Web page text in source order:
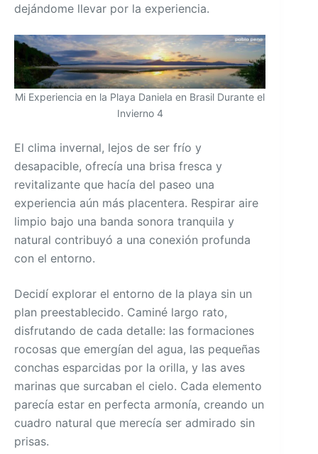
dejándome llevar por la experiencia.
Mi Experiencia en la Playa Daniela en Brasil Durante el
Invierno 4
El clima invernal, lejos de ser frío y
desapacible, ofrecía una brisa fresca y
revitalizante que hacía del paseo una
experiencia aún más placentera. Respirar aire
limpio bajo una banda sonora tranquila y
natural contribuyó a una conexión profunda
con el entorno.
Decidí explorar el entorno de la playa sin un
plan preestablecido. Caminé largo rato,
disfrutando de cada detalle: las formaciones
rocosas que emergían del agua, las pequeñas
conchas esparcidas por la orilla, y las aves
marinas que surcaban el cielo. Cada elemento
parecía estar en perfecta armonía, creando un
cuadro natural que merecía ser admirado sin
prisas.